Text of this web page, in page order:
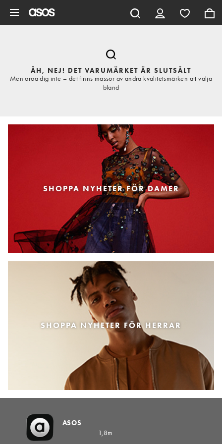
ÅH, NEJ! DET VARUMÄRKET ÄR SLUTSÅLT
Men oroa dig inte – det finns massor av andra kvalitetsmärken att välja
bland
SHOPPA NYHETER FÖR DAMER
SHOPPA NYHETER FÖR HERRAR
ASOS
1,8m